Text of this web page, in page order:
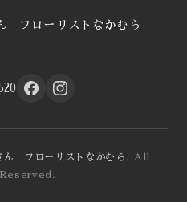
フローリストなかむら
ん フローリストなかむら . All